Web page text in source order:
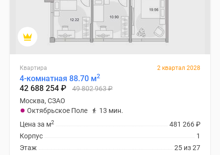
Квартира 2 квартал 2028
4-комнатная 88.70 м2
42 688 254 ₽ 49 802 963₽
Москва, СЗАО
Октябрьское Поле
13 мин.
481 266₽
Цена за м2
1
Корпус
25 из 27
Этаж